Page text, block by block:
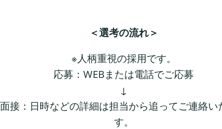
＜選考の流れ＞
※人柄重視の採用です。
応募：WEBまたは電話でご応募
↓
面接：日時などの詳細は担当から追ってご連絡い
す。